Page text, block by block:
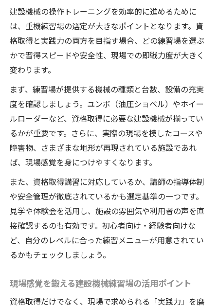
建設機械の操作トレーニングを効率的に進めるために
は、重機練習場の選定が大きなポイントとなります。資
格取得と実践力の両方を目指す場合、どの練習場を選ぶ
かで習得スピードや安全性、現場での即戦力度が大きく
変わります。
まず、練習場が提供する機械の種類と台数、設備の充実
度を確認しましょう。ユンボ（油圧ショベル）やホイー
ルローダーなど、資格取得に必要な建設機械が揃ってい
るかが重要です。さらに、実際の現場を模したコースや
障害物、さまざまな地形が再現されている施設であれ
ば、現場感覚を身につけやすくなります。
また、資格取得講習に対応しているか、講師の指導体制
や安全管理が徹底されているかも選定基準の一つです。
見学や体験会を活用し、施設の雰囲気や利用者の声を直
接確認するのも有効です。初心者向け・経験者向けな
ど、自分のレベルに合った練習メニューが用意されてい
るかもチェックしましょう。
現場感覚を鍛える建設機械練習場の活用ポイント
資格取得だけでなく、現場で求められる「実践力」を磨